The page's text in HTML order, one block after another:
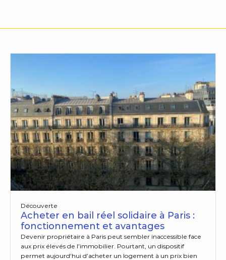
Acheter en bail réel solidaire à Paris :
fonctionnement et avantages
Découverte
Devenir propriétaire à Paris peut sembler inaccessible face
aux prix élevés de l’immobilier. Pourtant, un dispositif
permet aujourd’hui d’acheter un logement à un prix bien